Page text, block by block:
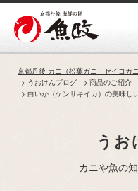
Skip
content
京都丹後 カニ（松葉ガニ・セイコガ
うおけんブログ
商品のご紹介
白いか（ケンサキイカ）の美味し
うお
カニや魚の